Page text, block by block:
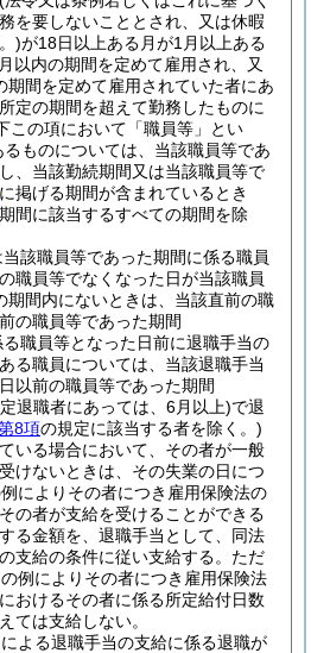
を要しないこととされ、又は休暇
)が18日以上ある月が1月以上ある
以内の期間を定めて雇用され、又
期間を定めて雇用されていた者にあ
定の期間を超えて勤務したものに
この項において「職員等」とい
ものについては、当該職員等であ
、当該勤続期間又は当該職員等で
に掲げる期間が含まれているとき
間に該当するすべての期間を除
該職員等であった期間に係る職員
職員等でなくなった日が当該職員
期間内にないときは、当該直前の職
の職員等であった期間
職員等となった日前に退職手当の
る職員については、当該退職手当
以前の職員等であった期間
退職者にあっては、6月以上)で退
8項の規定に該当する者を除く。)
いる場合において、その者が一般
けないときは、その失業の日につ
によりその者につき雇用保険法の
の者が支給を受けることができる
る金額を、退職手当として、同法
支給の条件に従い支給する。 ただ
例によりその者につき雇用保険法
おけるその者に係る所定給付日数
ては支給しない。
よる退職手当の支給に係る退職が